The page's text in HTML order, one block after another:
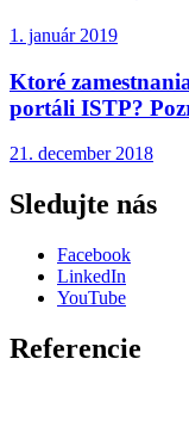
1. január 2019
Ktoré
portáli ISTP?
21. december 2018
Sledujte nás
Facebook
LinkedIn
YouTube
Referencie